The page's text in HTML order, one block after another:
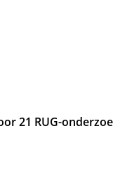
21 RUG-